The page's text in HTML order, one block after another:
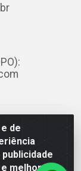
de
melhorar a
000 - CNPJ
de Pneus